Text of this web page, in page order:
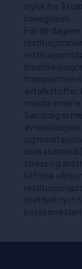
trykk for å
bevegelsen.
For de
transportere
avfallsstoffer.
mindre
Samtidig er
av
og
som støtter
stress og
Utforsk vårt
til et helt nytt
beste